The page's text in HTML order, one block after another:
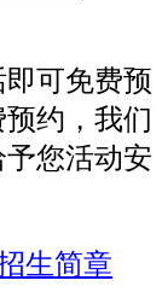
可免费预
约，我们
您活动安
生简章